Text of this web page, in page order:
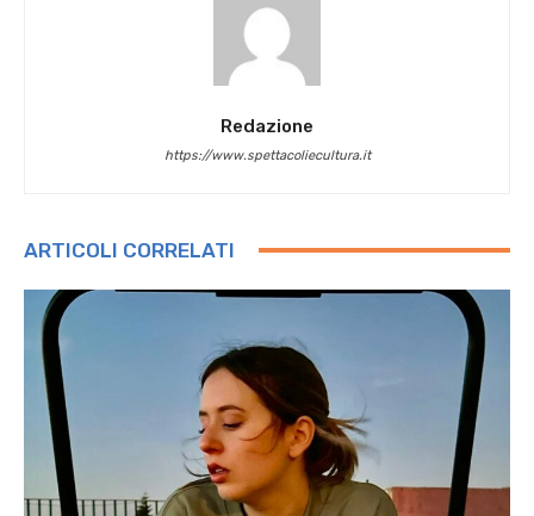
Redazione
https://www.spettacoliecultura.it
ARTICOLI CORRELATI